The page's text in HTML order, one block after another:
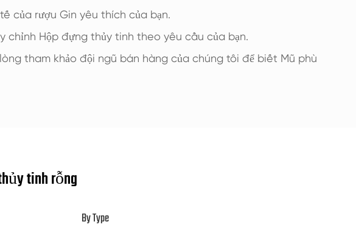
của rượu Gin yêu thích của bạn.
chỉnh Hộp đựng thủy tinh theo yêu cầu của bạn.
tham khảo đội ngũ bán hàng của chúng tôi để biết Mũ phù
tinh rỗng
By Type